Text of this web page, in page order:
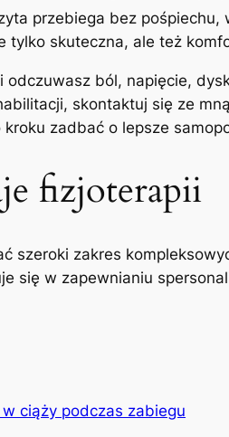
przebiega bez pośpiechu,
tylko skuteczna, ale też
odczuwasz ból, napięcie,
skontaktuj się ze
zadbać o lepsze
fizjoterapii
szeroki zakres
się w zapewnianiu